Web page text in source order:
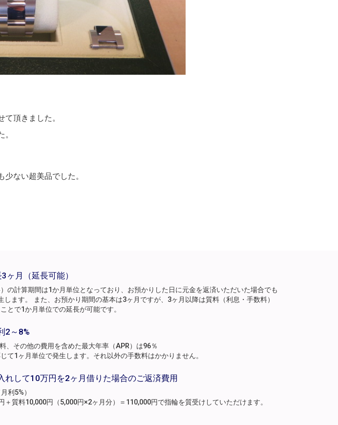
頂きました。
ない超美品でした。
ヶ月（延長可能）
の計算期間は1か月単位となっており、お預かりした日に元金を返済いただいた場合でも
します。 また、お預かり期間の基本は3ヶ月ですが、3ヶ月以降は質料（利息・手数料）
とで1か月単位での延長が可能です。
2～8%
、その他の費用を含めた最大年率（APR）は96％
て1ヶ月単位で発生します。それ以外の手数料はかかりません。
れして10万円を2ヶ月借りた場合のご返済費用
利5%）
＋質料10,000円（5,000円×2ヶ月分）＝110,000円で指輪を質受けしていただけます。